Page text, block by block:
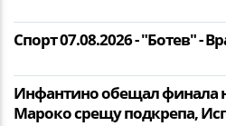
Спорт 07.08.2026 - "Ботев" -
Инфантино обещал финала
Мароко срещу подкрепа,